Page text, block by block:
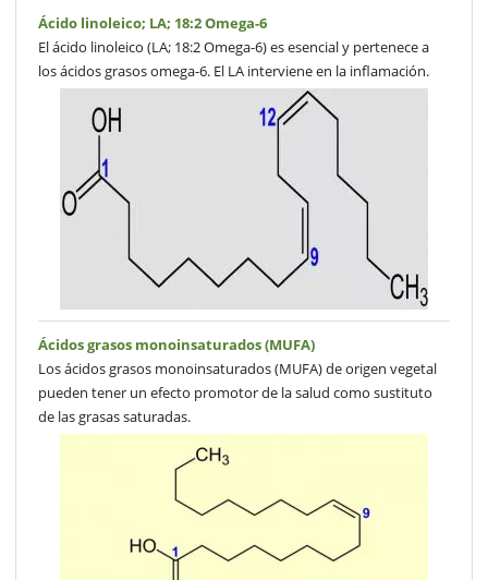
Ácido linoleico; LA; 18:2 Omega-6
El ácido linoleico (LA; 18:2 Omega-6) es esencial y pertenece a
los ácidos grasos omega-6. El LA interviene en la inflamación.
Ácidos grasos monoinsaturados (MUFA)
Los ácidos grasos monoinsaturados (MUFA) de origen vegetal
pueden tener un efecto promotor de la salud como sustituto
de las grasas saturadas.